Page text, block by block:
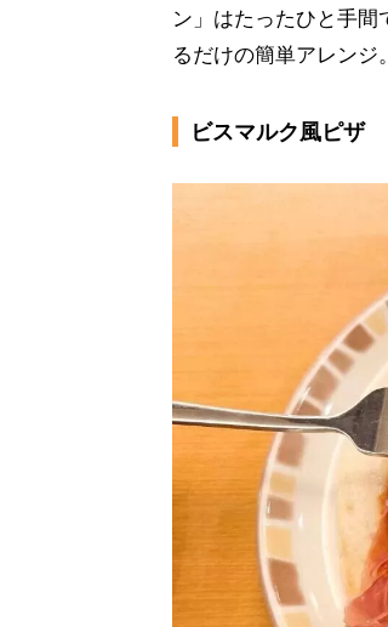
ン」はたったひと手
るだけの簡単アレンジ。
ビスマルク風ピザ